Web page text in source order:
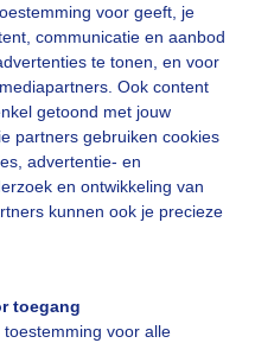
voor geeft, je
communicatie en aanbod
te tonen, en voor
Ook content
getoond met jouw
partners gebruiken cookies
advertentie- en
en ontwikkeling van
kunnen ook je precieze
toegang
voor alle